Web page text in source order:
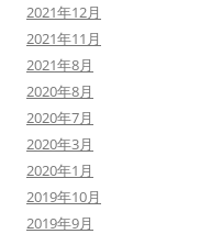
2021年12月
2021年11月
2021年8月
2020年8月
2020年7月
2020年3月
2020年1月
2019年10月
2019年9月